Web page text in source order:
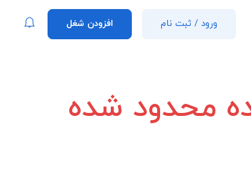
ورود / ثبت نام افزودن شغل
محدود شده